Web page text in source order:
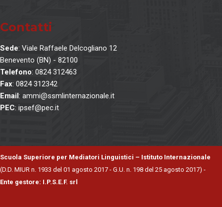
Contatti
Sede: Viale Raffaele Delcogliano 12
Benevento (BN) - 82100
Telefono: 0824 312463
Fax: 0824 312342
Email : ammi@ssmlinternazionale.it
PEC: ipsef@pec.it
Scuola Superiore per Mediatori Linguistici – Istituto Internazionale
(D.D. MIUR n. 1933 del 01 agosto 2017 - G.U. n. 198 del 25 agosto 2017) -
Ente gestore: I.P.S.E.F. srl